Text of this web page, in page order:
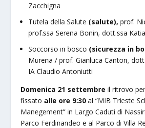
Zacchigna
Tutela della Salute (salute),prof.
prof.ssa Serena Bonin, dott.ssa
Soccorso in bosco (sicurezza in
Murena / prof. Gianluca Canton,
IA Claudio Antoniutti
Domenica 21 settembre il ritrovo
fissato alle ore 9:30al “MIB Trieste
Manegement” in Largo Caduti di
Parco Ferdinandeo e al Parco di Villa